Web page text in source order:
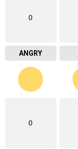
0
ANGRY
0